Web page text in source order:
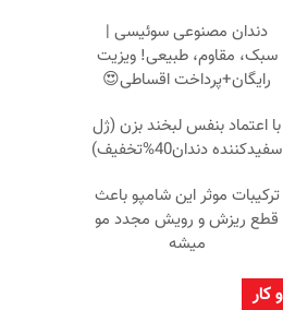
دندان مصنوعی سوئیسی |
سبک، مقاوم، طبیعی! ویزیت
رایگان+پرداخت اقساطی😍
با اعتماد بنفس لبخند بزن (ژل
سفیدکننده دندان40%تخفیف)
ترکیبات موثر این شامپو باعث
قطع ریزش و رویش مجدد مو
میشه
کار